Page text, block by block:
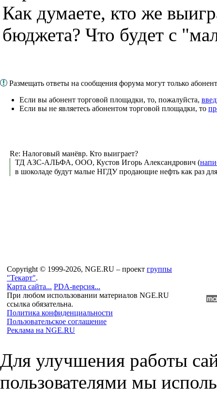
Как думаете, кто же
бюджета? Что будет с
Размещать ответы на сообщения форума могут только
Если вы абонент торговой площадки, то, пожалуйста,
Если вы не являетесь абонентом торговой площадки, то
Re: Налоговый манёвр. Кто выиграет?
ТД АЗС-АЛЬФА, ООО, Кустов Игорь Александрович (
в шоколаде будут малые НГДУ продающие нефть как раз
Copyright © 1999-2026, NGE.RU – проект группы
"Текарт".
Карта сайта... PDA-версия...
При любом использовании материалов NGE.RU
ссылка обязательна.
Политика конфиденциальности
Пользовательское соглашение
Реклама на NGE.RU
Для улучшения работы
пользователями мы